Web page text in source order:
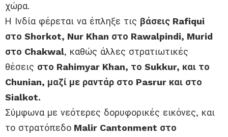
χώρα.
Η Ινδία φέρεται να έπληξε τις βάσεις Rafiqui
στο Shorkot, Nur Khan στο Rawalpindi, Murid
στο Chakwal, καθώς άλλες στρατιωτικές
θέσεις στο Rahimyar Khan, το Sukkur, και το
Chunian, μαζί με ραντάρ στο Pasrur και στο
Sialkot.
Σύμφωνα με νεότερες δορυφορικές εικόνες, και
το στρατόπεδο Malir Cantonment στο